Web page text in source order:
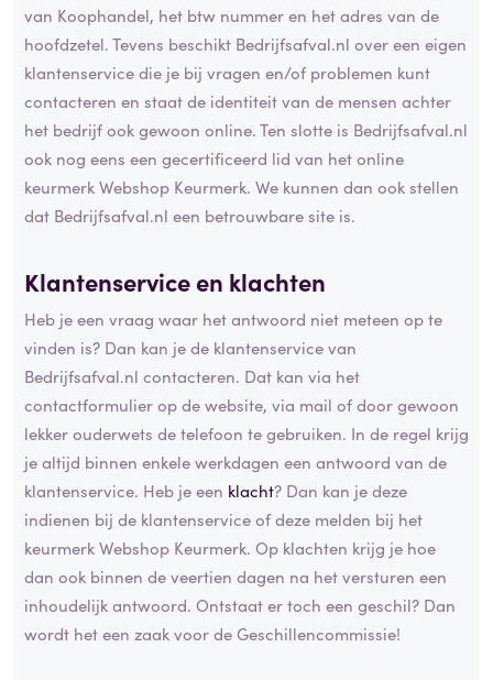
van Koophandel, het btw nummer en het adres van de
hoofdzetel. Tevens beschikt Bedrijfsafval.nl over een eigen
klantenservice die je bij vragen en/of problemen kunt
contacteren en staat de identiteit van de mensen achter
het bedrijf ook gewoon online. Ten slotte is Bedrijfsafval.nl
ook nog eens een gecertificeerd lid van het online
keurmerk Webshop Keurmerk. We kunnen dan ook stellen
dat Bedrijfsafval.nl een betrouwbare site is.
Klantenservice en klachten
Heb je een vraag waar het antwoord niet meteen op te
vinden is? Dan kan je de klantenservice van
Bedrijfsafval.nl contacteren. Dat kan via het
contactformulier op de website, via mail of door gewoon
lekker ouderwets de telefoon te gebruiken. In de regel krijg
je altijd binnen enkele werkdagen een antwoord van de
klantenservice. Heb je een klacht? Dan kan je deze
indienen bij de klantenservice of deze melden bij het
keurmerk Webshop Keurmerk. Op klachten krijg je hoe
dan ook binnen de veertien dagen na het versturen een
inhoudelijk antwoord. Ontstaat er toch een geschil? Dan
wordt het een zaak voor de Geschillencommissie!